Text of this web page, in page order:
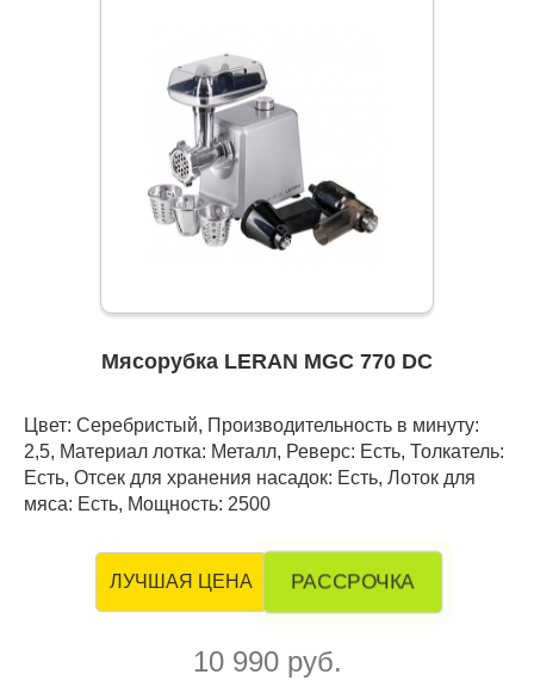
Мясорубка LERAN MGC 770 DC
Цвет: Серебристый, Производительность в минуту:
2,5, Материал лотка: Металл, Реверс: Есть, Толкатель:
Есть, Отсек для хранения насадок: Есть, Лоток для
мяса: Есть, Мощность: 2500
ЛУЧШАЯ ЦЕНА РАССРОЧКА
10 990 руб.